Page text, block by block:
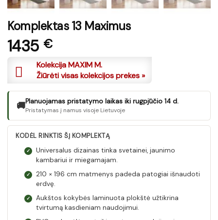
Komplektas 13 Maximus
1435 €
Kolekcija MAXIM M.
Žiūrėti visas kolekcijos prekes »
🚚Planuojamas pristatymo laikas iki rugpjūčio 14 d.
Pristatymas į namus visoje Lietuvoje
KODĖL RINKTIS ŠĮ KOMPLEKTĄ
✓
Universalus dizainas tinka svetainei, jaunimo
kambariui ir miegamajam.
✓
210 × 196 cm matmenys padeda patogiai išnaudoti
erdvę.
✓
Aukštos kokybės laminuota plokštė užtikrina
tvirtumą kasdieniam naudojimui.